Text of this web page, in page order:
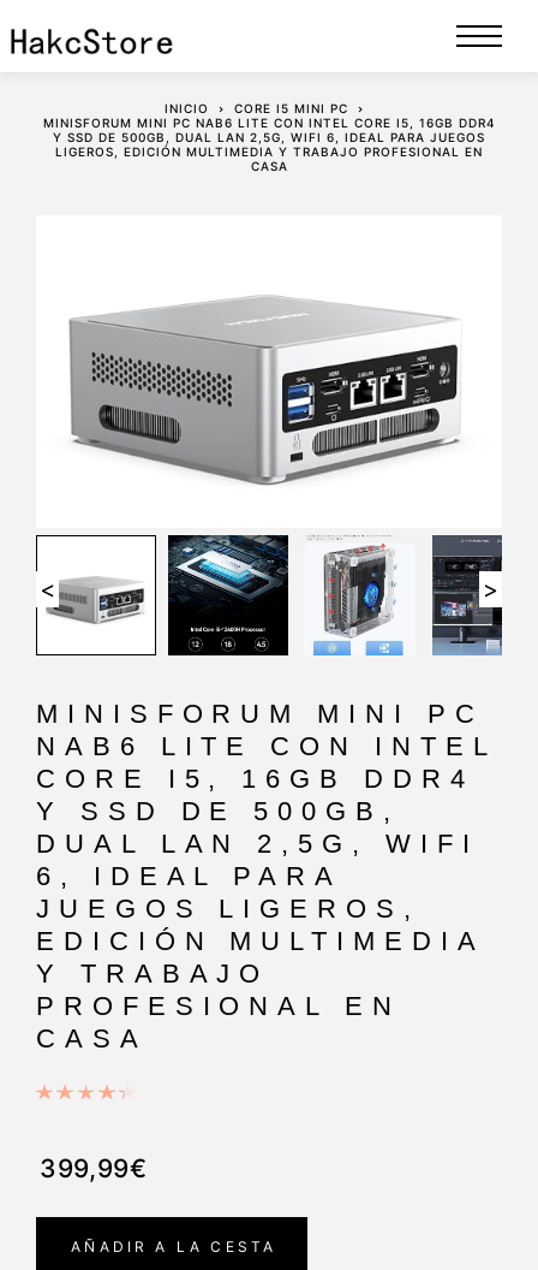
INICIO
CORE I5 MINI PC
MINISFORUM MINI PC NAB6 LITE CON INTEL CORE I5, 16GB DDR4
Y SSD DE 500GB, DUAL LAN 2,5G, WIFI 6, IDEAL PARA JUEGOS
LIGEROS, EDICIÓN MULTIMEDIA Y TRABAJO PROFESIONAL EN
CASA
< >
MINISFORUM MINI PC
NAB6 LITE CON INTEL
CORE I5, 16GB DDR4
Y SSD DE 500GB,
DUAL LAN 2,5G, WIFI
6, IDEAL PARA
JUEGOS LIGEROS,
EDICIÓN MULTIMEDIA
Y TRABAJO
PROFESIONAL EN
CASA
399,99€
AÑADIR A LA CESTA